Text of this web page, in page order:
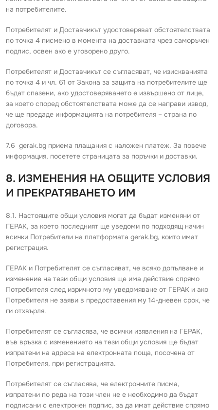
на потребителите.
Потребителят и Доставчикът удостоверяват обстоятелствата
по точка 4 писмено в момента на доставката чрез саморъчен
подпис, освен ако е уговорено друго.
Потребителят и Доставчикът се съгласяват, че изискванията
по точка 4 и чл. 61 от Закона за защита на потребителите ще
бъдат спазени, ако удостоверяването е извършено от лице,
за което според обстоятелствата може да се направи извод,
че ще предаде информацията на потребителя – страна по
договора.
7.6 gerak.bg приема плащания с наложен платеж. За повече
информация, посетете страницата за поръчки и доставки.
8. ИЗМЕНЕНИЯ НА ОБЩИТЕ УСЛОВИЯ
И ПРЕКРАТЯВАНЕТО ИМ
8.1. Настоящите общи условия могат да бъдат изменяни от
ГЕРАК, за което последният ще уведоми по подходящ начин
всички Потребители на платформата gerak.bg, които имат
регистрация.
ГЕРАК и Потребителят се съгласяват, че всяко допълване и
изменение на тези общи условия ще има действие спрямо
Потребителя след изричното му уведомяване от ГЕРАК и ако
Потребителя не заяви в предоставения му 14-дневен срок, че
ги отхвърля.
Потребителят се съгласява, че всички изявления на ГЕРАК,
във връзка с изменението на тези общи условия ще бъдат
изпратени на адреса на електронната поща, посочена от
Потребителя, при регистрацията.
Потребителят се съгласява, че електронните писма,
изпратени по реда на този член не е необходимо да бъдат
подписани с електронен подпис, за да имат действие спрямо